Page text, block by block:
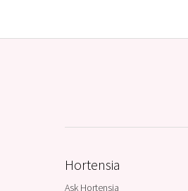
Hortensia
Ask Hortensia